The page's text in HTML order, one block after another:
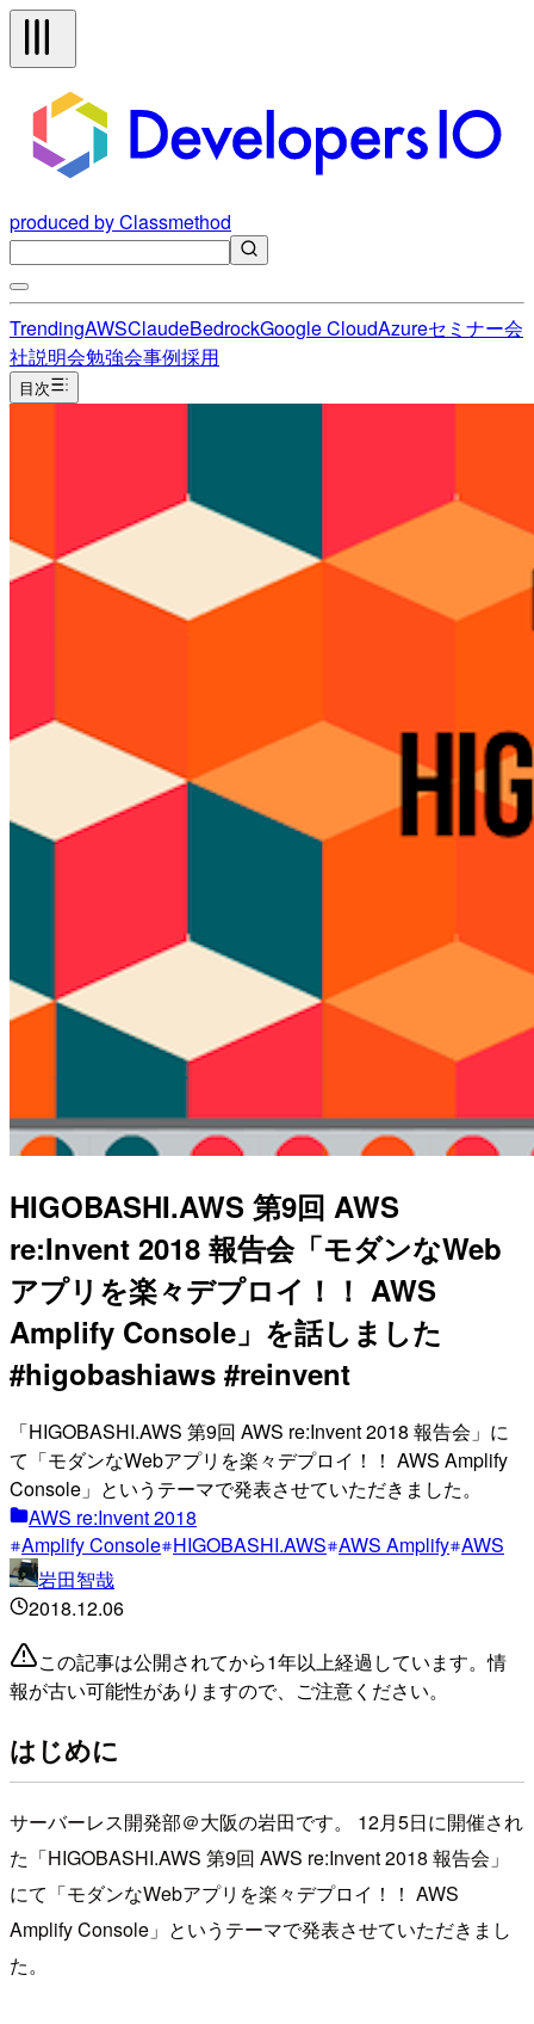
produced by Classmethod
TrendingAWSClaudeBedrockGoogle CloudAzureセミナー会
社説明会勉強会事例採用
目次
HIGOBASHI.AWS 第9回 AWS
re:Invent 2018 報告会「モダンなWeb
アプリを楽々デプロイ！！ AWS
Amplify Console」を話しました
#higobashiaws #reinvent
「HIGOBASHI.AWS 第9回 AWS re:Invent 2018 報告会」に
て「モダンなWebアプリを楽々デプロイ！！ AWS Amplify
Console」というテーマで発表させていただきました。
AWS re:Invent 2018
Amplify Console HIGOBASHI.AWS AWS Amplify AWS
岩田智哉
2018.12.06
この記事は公開されてから1年以上経過しています。情
報が古い可能性がありますので、ご注意ください。
はじめに
サーバーレス開発部＠大阪の岩田です。 12月5日に開催され
た「HIGOBASHI.AWS 第9回 AWS re:Invent 2018 報告会」
にて「モダンなWebアプリを楽々デプロイ！！ AWS
Amplify Console」というテーマで発表させていただきまし
た。